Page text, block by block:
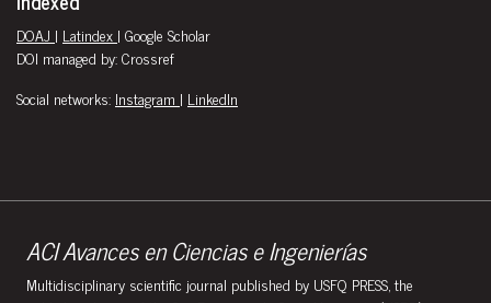
DOAJ | Latindex | Google Scholar
DOI managed by: Crossref
Social networks: Instagram | LinkedIn
ACI Avances en Ciencias e Ingenierías
Multidisciplinary scientific journal published by USFQ PRESS, the